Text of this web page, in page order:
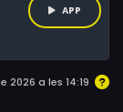
APP
a les 14:19